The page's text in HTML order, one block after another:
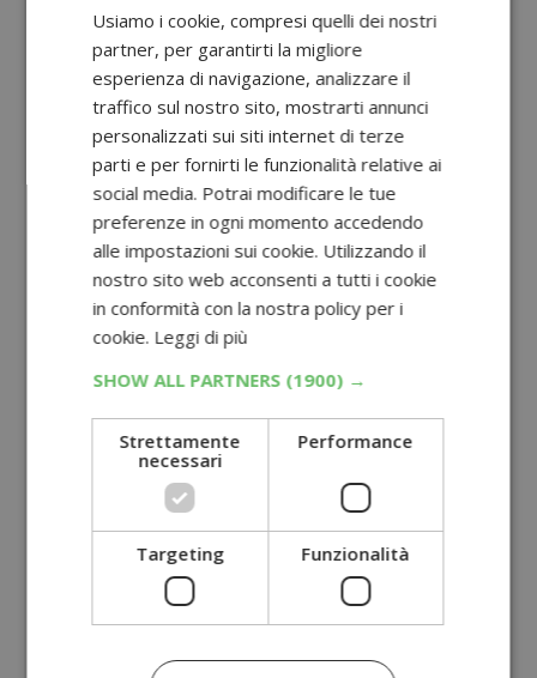
Usiamo i cookie, compresi quelli dei nostri
partner, per garantirti la migliore
esperienza di navigazione, analizzare il
traffico sul nostro sito, mostrarti annunci
personalizzati sui siti internet di terze
parti e per fornirti le funzionalità relative ai
social media. Potrai modificare le tue
preferenze in ogni momento accedendo
alle impostazioni sui cookie. Utilizzando il
nostro sito web acconsenti a tutti i cookie
in conformità con la nostra policy per i
cookie. Leggi di più
SHOW ALL PARTNERS (1900) →
Strettamente
necessari
Performance
Targeting Funzionalità